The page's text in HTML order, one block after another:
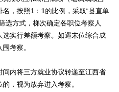
，按照1：1的比例，采取“县直单
选方式，梯次确定各职位考察人
实行差额考察。如遇末位综合成
考察。
内将三方就业协议转递至江西省
，视为放弃进入考察。